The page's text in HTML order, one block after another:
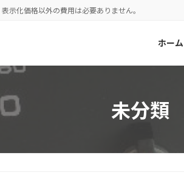
示化価格以外の費用は必要ありません。
ホーム
未分類